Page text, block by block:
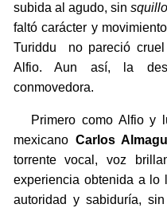
subida al agudo, sin squillo
faltó carácter y
Turiddu no pareció
Alfio. Aun así, la
conmovedora.
Primero como Alfio y
mexicano Carlos
torrente vocal, voz
experiencia obtenida a lo
autoridad y sabiduría,